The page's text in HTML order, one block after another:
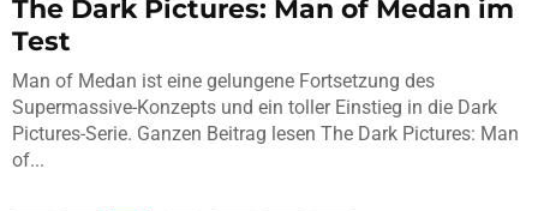
The Dark Pictures: Man of Medan im
Test
Man of Medan ist eine gelungene Fortsetzung des
Supermassive-Konzepts und ein toller Einstieg in die Dark
Pictures-Serie. Ganzen Beitrag lesen The Dark Pictures: Man
of...